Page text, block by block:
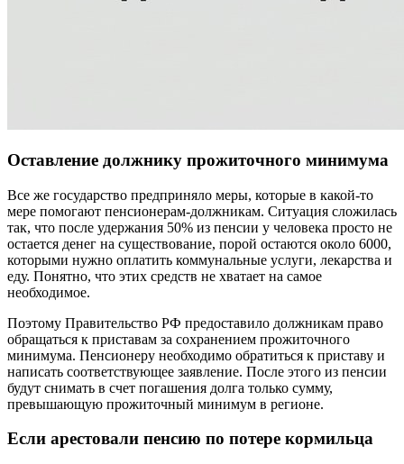
Оставление должнику прожиточного минимума
Все же государство предприняло меры, которые в какой-то
мере помогают пенсионерам-должникам. Ситуация сложилась
так, что после удержания 50% из пенсии у человека просто не
остается денег на существование, порой остаются около 6000,
которыми нужно оплатить коммунальные услуги, лекарства и
еду. Понятно, что этих средств не хватает на самое
необходимое.
Поэтому Правительство РФ предоставило должникам право
обращаться к приставам за сохранением прожиточного
минимума. Пенсионеру необходимо обратиться к приставу и
написать соответствующее заявление. После этого из пенсии
будут снимать в счет погашения долга только сумму,
превышающую прожиточный минимум в регионе.
Если арестовали пенсию по потере кормильца